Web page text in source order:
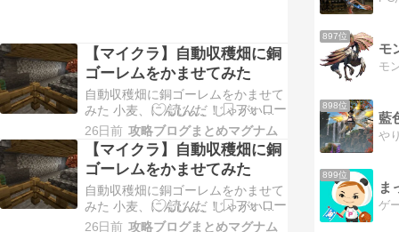
【マイクラ】自動収穫畑に銅
ゴーレムをかませてみた
自動収穫畑に銅ゴーレムをかませて
みた 小麦、にんじん、じゃがい
も、ビートルートの地下畑を完成さ
せました。 それぞれ9マス×18マス
ぶんで作っているのでスペースは十
分です。これ4種類分を地下掘って
さらに土置いてってのは意外に時間
かかるもんで。。。さすがに疲れた
（汗） まぁ、実はビー…
26日前 攻略ブログまとめマグナム
【マイクラ】自動収穫畑に銅
ゴーレムをかませてみた
自動収穫畑に銅ゴーレムをかませて
みた 小麦、にんじん、じゃがい
も、ビートルートの地下畑を完成さ
26日前 攻略ブログまとめマグナム
897位
モ
898位
藍
899位